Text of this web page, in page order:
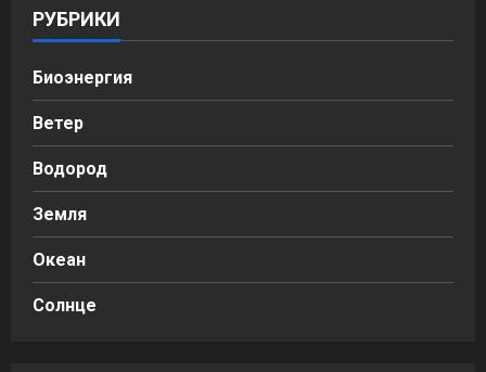
РУБРИКИ
Биоэнергия
Ветер
Водород
Земля
Океан
Солнце